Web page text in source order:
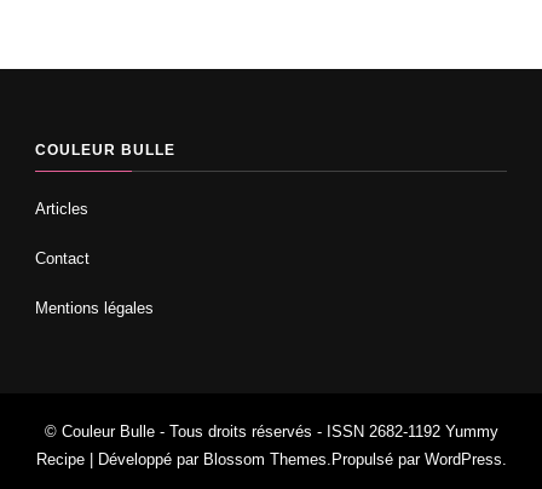
COULEUR BULLE
Articles
Contact
Mentions légales
© Couleur Bulle - Tous droits réservés - ISSN 2682-1192Yummy
Recipe | Développé par Blossom Themes.Propulsé par WordPress.